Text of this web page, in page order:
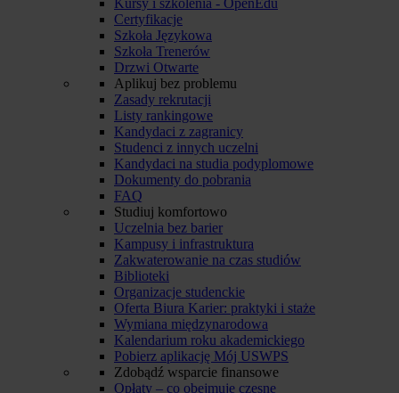
Kursy i szkolenia - OpenEdu
Certyfikacje
Szkoła Językowa
Szkoła Trenerów
Drzwi Otwarte
Aplikuj bez problemu
Zasady rekrutacji
Listy rankingowe
Kandydaci z zagranicy
Studenci z innych uczelni
Kandydaci na studia podyplomowe
Dokumenty do pobrania
FAQ
Studiuj komfortowo
Uczelnia bez barier
Kampusy i infrastruktura
Zakwaterowanie na czas studiów
Biblioteki
Organizacje studenckie
Oferta Biura Karier: praktyki i staże
Wymiana międzynarodowa
Kalendarium roku akademickiego
Pobierz aplikację Mój USWPS
Zdobądź wsparcie finansowe
Opłaty – co obejmuje czesne